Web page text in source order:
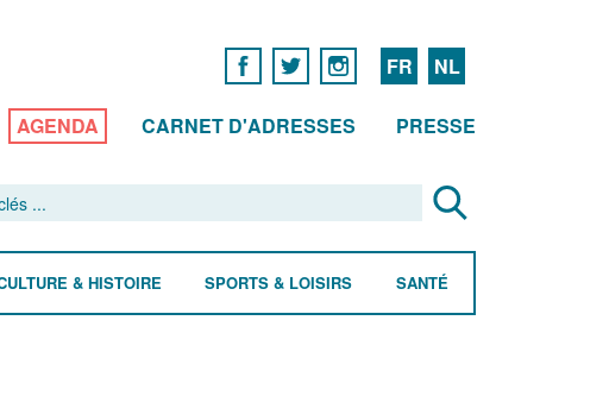
FR NL
AGENDA CARNET D'ADRESSES PRESSE
& HISTOIRE SPORTS & LOISIRS SANTÉ